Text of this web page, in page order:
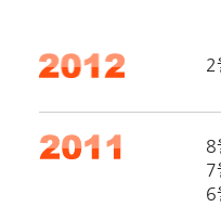
2
8
7
6